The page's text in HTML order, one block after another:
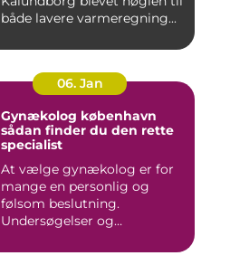
både lavere varmeregning...
06. Jan
Gynækolog københavn
sådan finder du den rette
specialist
At vælge gynækolog er for
mange en personlig og
følsom beslutning.
Undersøgelser og